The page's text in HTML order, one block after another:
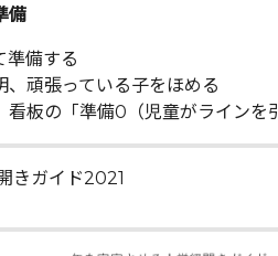
備
備する
張っている子をほめる
の「準備0（児童がラインを
きガイド2021